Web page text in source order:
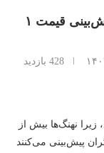
قیمت دوج‌ کوین ۲۱٪ افزایش یافت؛ پیش‌بینی قیمت ۱
428 بازدید
نهنگ‌ها بیش از
پیش‌بینی می‌کنند